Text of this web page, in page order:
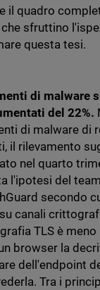
il quadro
sfruttino
questa tesi.
di malware
del 22%.
di malware di
il rilevamento
nel quarto
l'ipotesi del
secondo
canali
TLS è
browser la
dell'endpoint
Tra i